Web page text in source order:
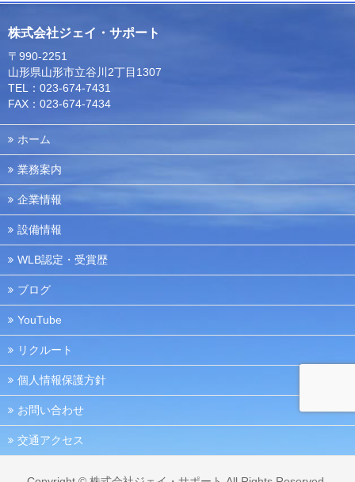
株式会社ジェイ・サポート
〒990-2251
山形県山形市立谷川2丁目1307
TEL：023-674-7431
FAX：023-674-7434
ホーム
業務案内
企業情報
設備情報
WLB認定・受賞歴
ブログ
YouTube
リクルート
個人情報保護方針
お問い合わせ
交通アクセス